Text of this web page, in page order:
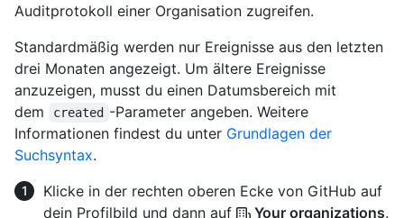
Auditprotokoll einer Organisation zugreifen.
Standardmäßig werden nur Ereignisse aus den letzten
drei Monaten angezeigt. Um ältere Ereignisse
anzuzeigen, musst du einen Datumsbereich mit
dem
created -Parameter angeben. Weitere
Informationen findest du unter Grundlagen der
Suchsyntax.
Klicke in der rechten oberen Ecke von GitHub auf
dein Profilbild und dann auf
Your organizations.